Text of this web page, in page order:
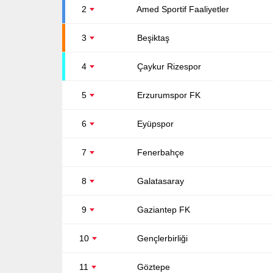
2 Amed Sportif Faaliyetler
3 Beşiktaş
4 Çaykur Rizespor
5 Erzurumspor FK
6 Eyüpspor
7 Fenerbahçe
8 Galatasaray
9 Gaziantep FK
10 Gençlerbirliği
11 Göztepe